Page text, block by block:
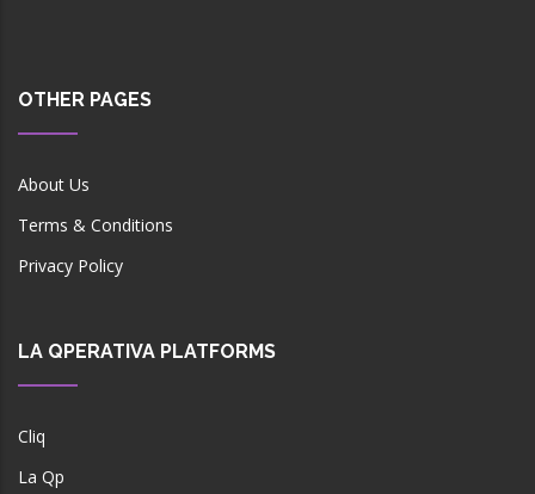
OTHER PAGES
About Us
Terms & Conditions
Privacy Policy
LA QPERATIVA PLATFORMS
Cliq
La Qp